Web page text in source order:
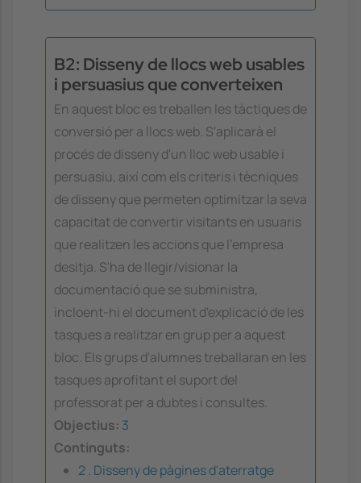
B2: Disseny de llocs web usables
i persuasius que converteixen
En aquest bloc es treballen les tàctiques de
conversió per a llocs web. S'aplicarà el
procés de disseny d'un lloc web usable i
persuasiu, així com els criteris i tècniques
de disseny que permeten optimitzar la seva
capacitat de convertir visitants en usuaris
que realitzen les accions que l'empresa
desitja. S'ha de llegir/visionar la
documentació que se subministra,
incloent-hi el document d'explicació de les
tasques a realitzar en grup per a aquest
bloc. Els grups d'alumnes treballaran en les
tasques aprofitant el suport del
professorat per a dubtes i consultes.
Objectius: 3
Continguts:
2 . Disseny de pàgines d'aterratge